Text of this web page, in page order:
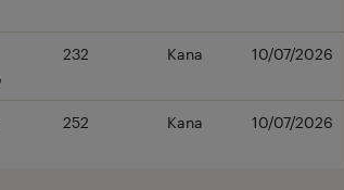
232 Kana 10/07/2026
252 Kana 10/07/2026